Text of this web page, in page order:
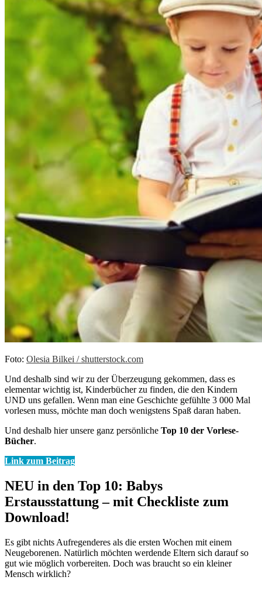
Foto: Olesia Bilkei / shutterstock.com
Und deshalb sind wir zu der Überzeugung gekommen, dass es
elementar wichtig ist, Kinderbücher zu finden, die den Kindern
UND uns gefallen. Wenn man eine Geschichte gefühlte 3 000 Mal
vorlesen muss, möchte man doch wenigstens Spaß daran haben.
Und deshalb hier unsere ganz persönliche Top 10 der Vorlese-
Bücher.
Link zum Beitrag
NEU in den Top 10: Babys
Erstausstattung – mit Checkliste zum
Download!
Es gibt nichts Aufregenderes als die ersten Wochen mit einem
Neugeborenen. Natürlich möchten werdende Eltern sich darauf so
gut wie möglich vorbereiten. Doch was braucht so ein kleiner
Mensch wirklich?